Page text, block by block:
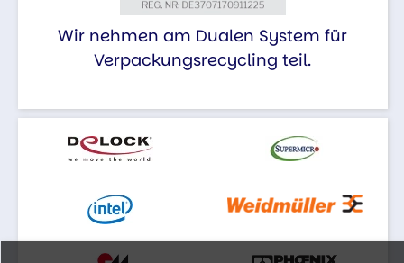
Wir nehmen am Dualen System für
Verpackungsrecycling teil.